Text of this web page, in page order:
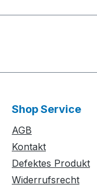
Shop Service
AGB
Kontakt
Defektes Produkt
Widerrufsrecht